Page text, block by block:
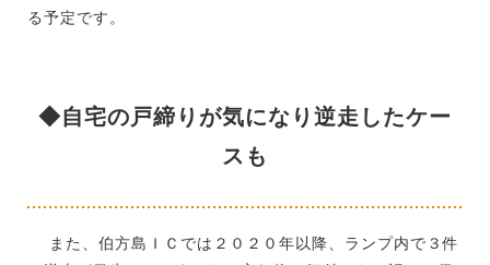
る予定です。
◆自宅の戸締りが気になり逆走したケー
スも
また、伯方島ＩＣでは２０２０年以降、ランプ内で３件